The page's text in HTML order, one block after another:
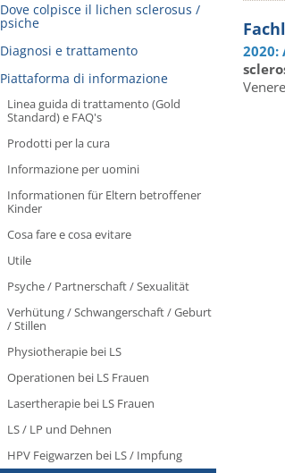
Dove colpisce il lichen sclerosus /
psiche
Diagnosi e trattamento
Piattaforma di informazione
Linea guida di trattamento (Gold
Standard) e FAQ's
Prodotti per la cura
Informazione per uomini
Informationen für Eltern betroffener
Kinder
Cosa fare e cosa evitare
Utile
Psyche / Partnerschaft / Sexualität
Verhütung / Schwangerschaft / Geburt
/ Stillen
Physiotherapie bei LS
Operationen bei LS Frauen
Lasertherapie bei LS Frauen
LS / LP und Dehnen
HPV Feigwarzen bei LS / Impfung
2020: